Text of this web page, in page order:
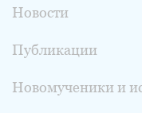
Новости
Публикации
Новомученики и